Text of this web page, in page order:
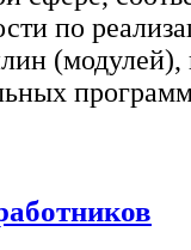
по
(модулей),